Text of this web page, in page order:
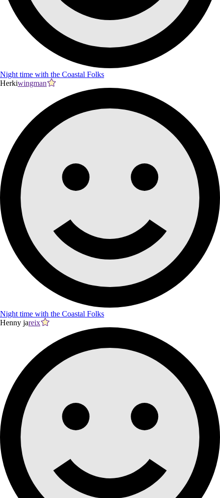
Night time with the Coastal Folks
Herkiwingman
Night time with the Coastal Folks
Henny jareix